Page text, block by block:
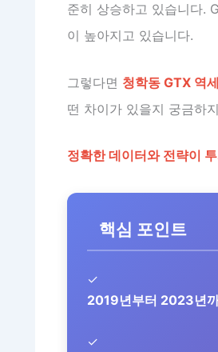
준히 상승하고 있습니다.
이 높아지고 있습니다.
그렇다면 청학동 GTX 역
떤 차이가 있을지 궁금하
정확한 데이터와 전략이
핵심 포인트
✓
2019년부터 2023년
✓